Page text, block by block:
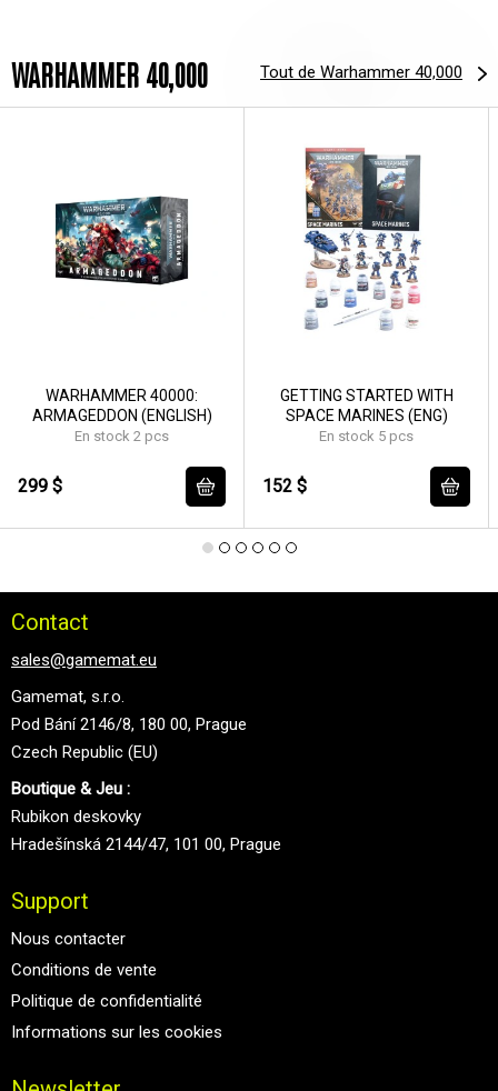
WARHAMMER 40,000 Tout de Warhammer 40,000
WARHAMMER 40000:
ARMAGEDDON (ENGLISH)
En stock 2 pcs
299 $
GETTING STARTED WITH
SPACE MARINES (ENG)
En stock 5 pcs
152 $
Contact
sales@gamemat.eu
Gamemat, s.r.o.
Pod Bání 2146/8, 180 00, Prague
Czech Republic (EU)
Boutique & Jeu :
Rubikon deskovky
Hradešínská 2144/47, 101 00, Prague
Support
Nous contacter
Conditions de vente
Politique de confidentialité
Informations sur les cookies